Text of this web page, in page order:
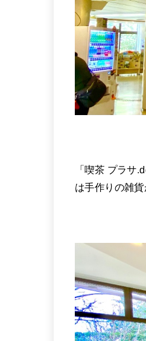
「喫茶 プラサ
は手作りの雑貨